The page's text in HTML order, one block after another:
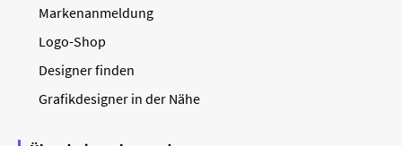
Markenanmeldung
Logo-Shop
Designer finden
Grafikdesigner in der Nähe